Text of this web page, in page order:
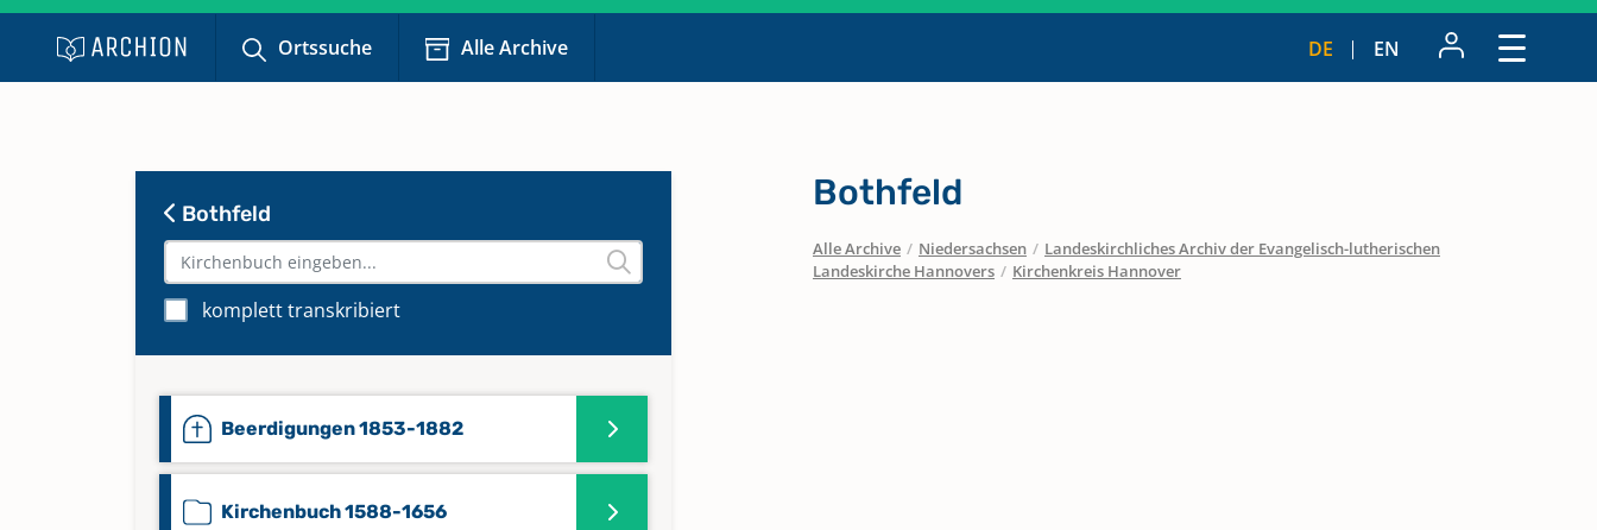
Ortssuche Alle Archive DE EN
Bothfeld
komplett transkribiert
Beerdigungen 1853-1882
Kirchenbuch 1588-1656
Bothfeld
Alle Archive / Niedersachsen / Landeskirchliches Archiv der Evangelisch-lutherischen
Landeskirche Hannovers / Kirchenkreis Hannover